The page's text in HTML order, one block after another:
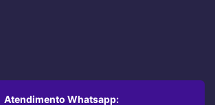
Atendimento Whatsapp: